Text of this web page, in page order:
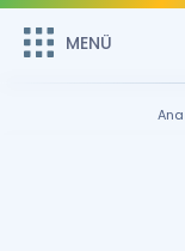
MENÜ
Remzi Hoca ile
MENÜ